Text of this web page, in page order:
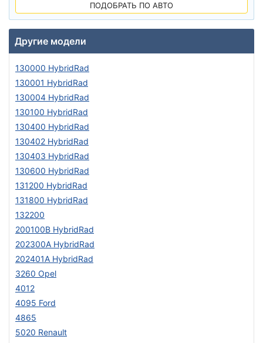
ПОДОБРАТЬ ПО АВТО
Другие модели
130000 HybridRad
130001 HybridRad
130004 HybridRad
130100 HybridRad
130400 HybridRad
130402 HybridRad
130403 HybridRad
130600 HybridRad
131200 HybridRad
131800 HybridRad
132200
200100B HybridRad
202300A HybridRad
202401A HybridRad
3260 Opel
4012
4095 Ford
4865
5020 Renault